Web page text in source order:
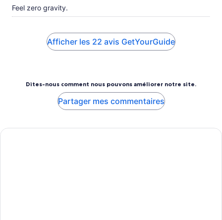
Feel zero gravity.
Afficher les 22 avis GetYourGuide
Dites-nous comment nous pouvons améliorer notre site.
Partager mes commentaires